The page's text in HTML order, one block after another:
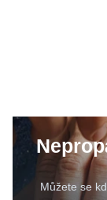
Můžete se